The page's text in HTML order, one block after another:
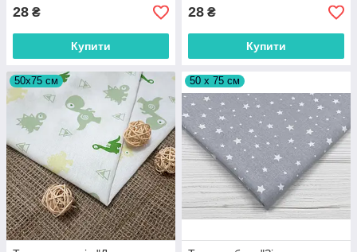
28 ₴
Купити
28 ₴
Купити
50х75 см 50 х 75 см